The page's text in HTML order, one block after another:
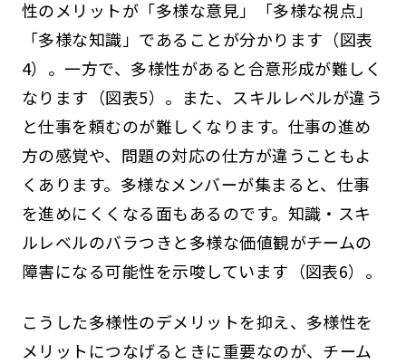
性のメリットが「多様な意見」「多様な視点」
「多様な知識」であることが分かります（図表
4）。一方で、多様性があると合意形成が難しく
なります（図表5）。また、スキルレベルが違う
と仕事を頼むのが難しくなります。仕事の進め
方の感覚や、問題の対応の仕方が違うこともよ
くあります。多様なメンバーが集まると、仕事
を進めにくくなる面もあるのです。知識・スキ
ルレベルのバラつきと多様な価値観がチームの
障害になる可能性を示唆しています（図表6）。
こうした多様性のデメリットを抑え、多様性を
メリットにつなげるときに重要なのが、チーム